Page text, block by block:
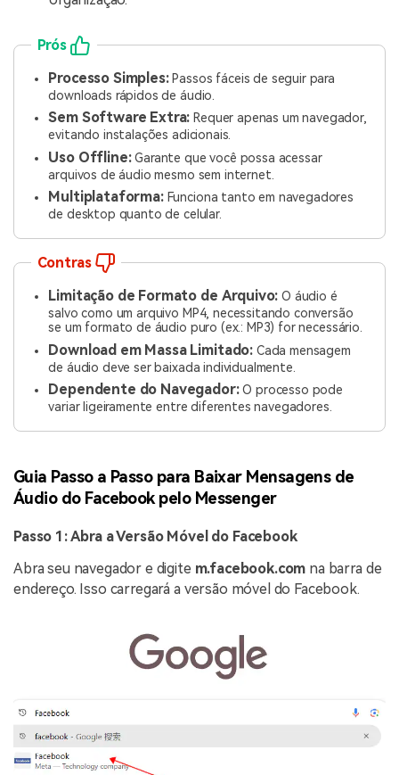
Prós
Processo Simples:Passos fáceis de seguir para
downloads rápidos de áudio.
Sem Software Extra: Requer apenas um navegador,
evitando instalações adicionais.
Uso Offline:Garante que você possa acessar
arquivos de áudio mesmo sem internet.
Multiplataforma:Funciona tanto em navegadores
de desktop quanto de celular.
Contras
Limitação de Formato de Arquivo: O áudio é
salvo como um arquivo MP4, necessitando conversão
se um formato de áudio puro (ex.: MP3) for necessário.
Download em Massa Limitado: Cada mensagem
de áudio deve ser baixada individualmente.
Dependente do Navegador:O processo pode
variar ligeiramente entre diferentes navegadores.
Guia Passo a Passo para Baixar Mensagens de
Áudio do Facebook pelo Messenger
Passo 1: Abra a Versão Móvel do Facebook
Abra seu navegador e digite m.facebook.com na barra de
endereço. Isso carregará a versão móvel do Facebook.